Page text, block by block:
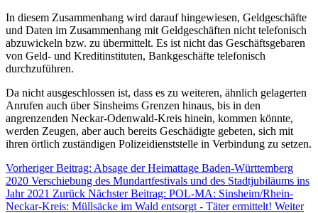
In diesem Zusammenhang wird darauf hingewiesen, Geldgeschäfte
und Daten im Zusammenhang mit Geldgeschäften nicht telefonisch
abzuwickeln bzw. zu übermittelt. Es ist nicht das Geschäftsgebaren
von Geld- und Kreditinstituten, Bankgeschäfte telefonisch
durchzuführen.
Da nicht ausgeschlossen ist, dass es zu weiteren, ähnlich gelagerten
Anrufen auch über Sinsheims Grenzen hinaus, bis in den
angrenzenden Neckar-Odenwald-Kreis hinein, kommen könnte,
werden Zeugen, aber auch bereits Geschädigte gebeten, sich mit
ihren örtlich zuständigen Polizeidienststelle in Verbindung zu setzen.
Vorheriger Beitrag: Absage der Heimattage Baden-Württemberg
2020 Verschiebung des Mundartfestivals und des Stadtjubiläums ins
Jahr 2021 Zurück Nächster Beitrag: POL-MA: Sinsheim/Rhein-
Neckar-Kreis: Müllsäcke im Wald entsorgt - Täter ermittelt! Weiter